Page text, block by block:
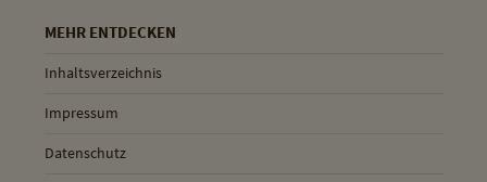
MEHR ENTDECKEN
Inhaltsverzeichnis
Impressum
Datenschutz